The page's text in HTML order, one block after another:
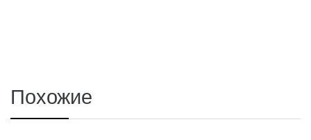
Похожие